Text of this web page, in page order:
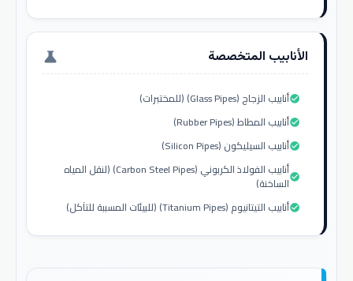
الأنابيب المتخصصة science
أنابيب الزجاج (Glass Pipes) (للمختبرات)check_circle
أنابيب المطاط (Rubber Pipes)check_circle
أنابيب السيليكون (Silicon Pipes)check_circle
أنابيب الفولاذ الكربوني (Carbon Steel Pipes) (لنقل المياه
الساخنة)check_circle
أنابيب التيتانيوم (Titanium Pipes) (للبيئات المسببة للتآكل)check_circle